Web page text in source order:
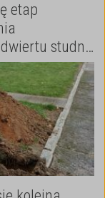
etap
studni
Graczach”.